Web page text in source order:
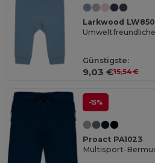
Larkwood LW850
Günstigste:
9,03 €15,54 €
-15%
Proact PA1023